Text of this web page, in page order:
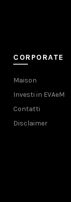
CORPORATE
Maison
Investi in EVAeM
Contatti
Disclaimer